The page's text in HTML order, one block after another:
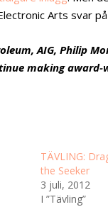
Arts svar på
AIG, Philip
making
TÄVLING:
the Seeker
3 juli, 2012
I ”Tävling”